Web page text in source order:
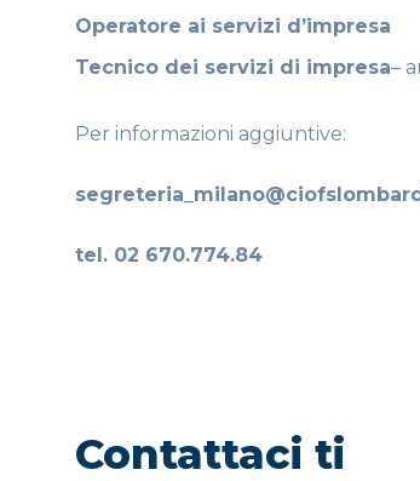
Operatore ai servizi d’impresa
Tecnico dei servizi di impresa–
Per informazioni aggiuntive:
tel. 02 670.774.84
Contattaci ti